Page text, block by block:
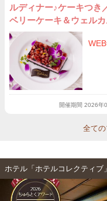
ルディナー♪ケーキつき
ベリーケーキ＆ウェル
開催期間 2026年
全て
ホテル「ホテルコレクティブ